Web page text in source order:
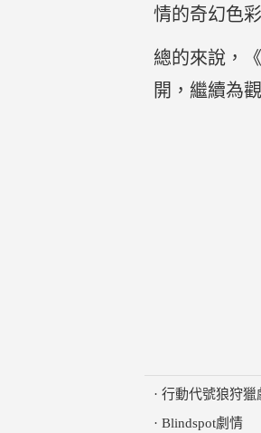
情的奇幻色彩
總的來說，
開，繼續為
· 行動代號狼狩獵
· Blindspot劇情